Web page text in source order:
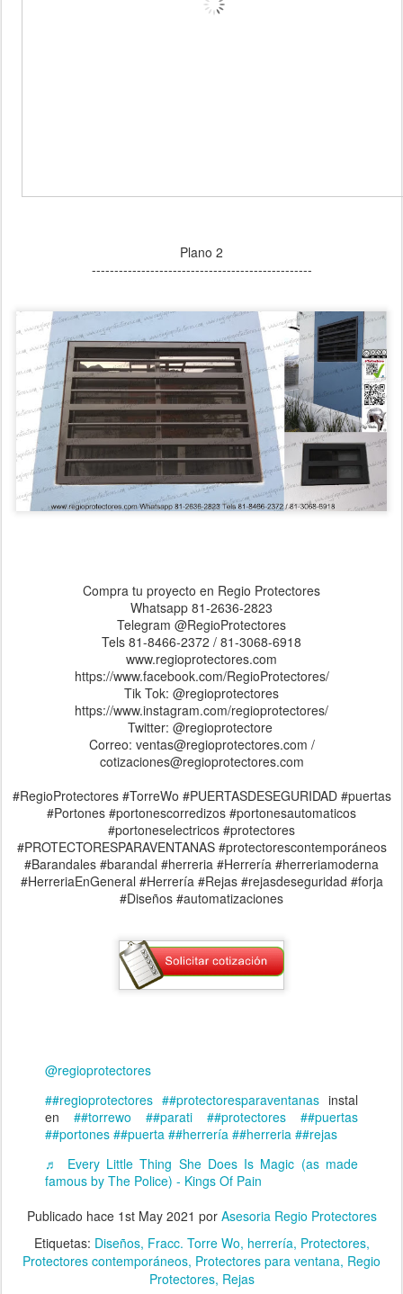
Plano 2
-------------------------------------------------
Compra tu proyecto en Regio Protectores
Whatsapp 81-2636-2823
Telegram @RegioProtectores
Tels 81-8466-2372 / 81-3068-6918
www.regioprotectores.com
https://www.facebook.com/RegioProtectores/
Tik Tok: @regioprotectores
https://www.instagram.com/regioprotectores/
Twitter: @regioprotectore
Correo: ventas@regioprotectores.com /
cotizaciones@regioprotectores.com
#RegioProtectores #TorreWo #PUERTASDESEGURIDAD #puertas
#Portones #portonescorredizos #portonesautomaticos
#portoneselectricos #protectores
#PROTECTORESPARAVENTANAS #protectorescontemporáneos
#Barandales #barandal #herreria #Herrería #herreriamoderna
#HerreriaEnGeneral #Herrería #Rejas #rejasdeseguridad #forja
#Diseños #automatizaciones
@regioprotectores
##regioprotectores ##protectoresparaventanas instal
en ##torrewo ##parati ##protectores
##puertas
##portones ##puerta ##herrería ##herreria ##rejas
♬ Every Little Thing She Does Is Magic (as made
famous by The Police) - Kings Of Pain
Publicado hace 1st May 2021 por Asesoria Regio Protectores
Etiquetas: Diseños Fracc. Torre Wo herrería Protectores
Protectores contemporáneos Protectores para ventana Regio
Protectores Rejas